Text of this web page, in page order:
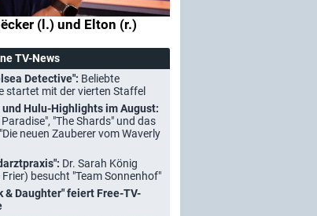
(l.) und Elton (r.)
TV-News
Detective": Beliebte
startet mit der vierten Staffel
und Hulu-Highlights im August:
"The Shards" und das
neuen Zauberer vom Waverly
Dr. Sarah König
Frier) besucht "Team Sonnenhof"
& Daughter" feiert Free-TV-